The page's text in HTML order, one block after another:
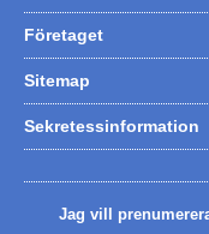
Företaget
Sitemap
Sekretessinformation
Jag vill